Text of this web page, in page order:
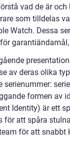
vad de är och
som tilldelas
Watch. Dessa
av deras olika
serienummer:
formen av
Identity) är ett
för att spåra
för att snabbt